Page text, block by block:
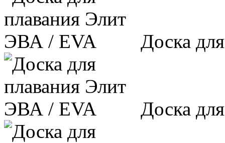
Доска
Доска